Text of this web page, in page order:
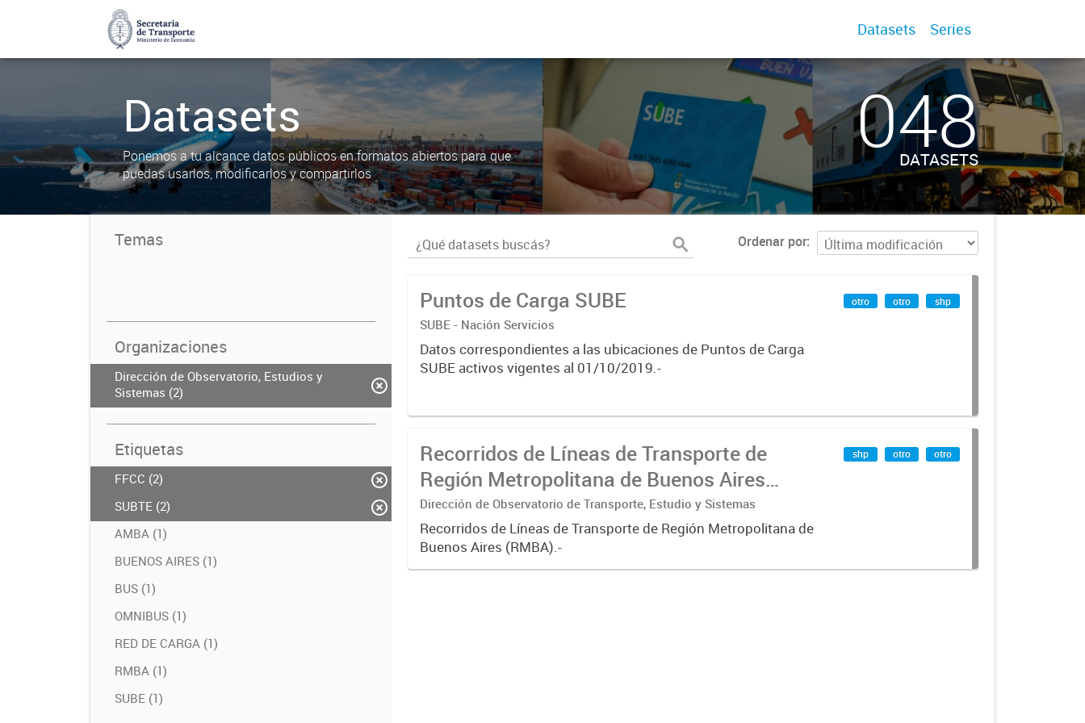
Datasets Series
Datasets
Ponemos a tu alcance datos públicos en formatos abiertos para que
puedas usarlos, modificarlos y compartirlos
048
DATASETS
Temas
Organizaciones
Dirección de Observatorio, Estudios y
Sistemas (2)
Etiquetas
FFCC (2)
SUBTE (2)
AMBA (1)
BUENOS AIRES (1)
BUS (1)
OMNIBUS (1)
RED DE CARGA (1)
RMBA (1)
SUBE (1)
Ordenar por
Puntos de Carga SUBE
SUBE - Nación Servicios
Datos correspondientes a las ubicaciones de Puntos de Carga
SUBE activos vigentes al 01/10/2019.-
otro otro shp
Recorridos de Líneas de Transporte de
Región Metropolitana de Buenos Aires
(RMBA)
Dirección de Observatorio de Transporte, Estudio y Sistemas
Recorridos de Líneas de Transporte de Región Metropolitana de
Buenos Aires (RMBA).-
shp otro otro